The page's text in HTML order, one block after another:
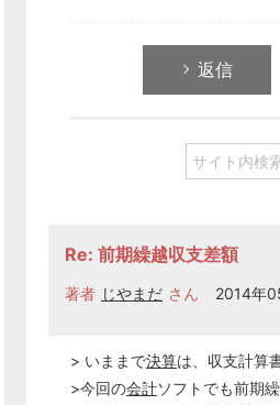
返信
Re: 前期繰越収支差額
著者 じやまだ さん 2014年
> いままで決算は、収支計算
>今回の会計ソフトでも前期